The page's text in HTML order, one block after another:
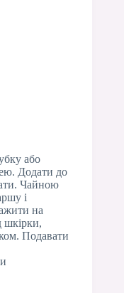
або
Додати до
Чайною
і
на
шкірки,
Подавати